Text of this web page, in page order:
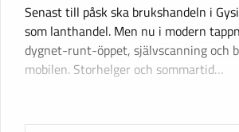
Senast till påsk ska brukshandeln i
som lanthandel. Men nu i modern
dygnet-runt-öppet, självscanning och
mobilen. Storhelger och sommartid…